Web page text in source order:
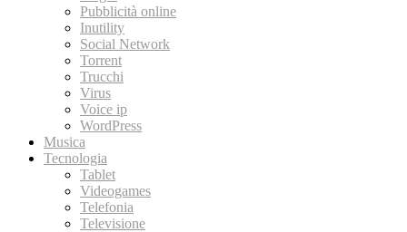
Pubblicità online
Inutility
Social Network
Torrent
Trucchi
Virus
Voice ip
WordPress
Musica
Tecnologia
Tablet
Videogames
Telefonia
Televisione